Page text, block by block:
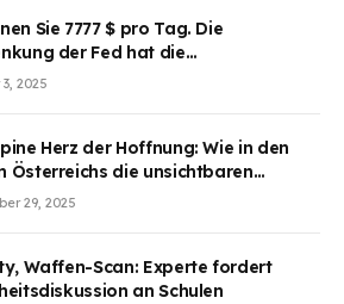
Sie 7777 $ pro Tag. Die
der Fed hat die
des Marktes erregt.
2025
Herz der Hoffnung: Wie in den
Österreichs die unsichtbaren
des Kriegesheilen
29, 2025
Waffen-Scan: Experte fordert
an Schulen